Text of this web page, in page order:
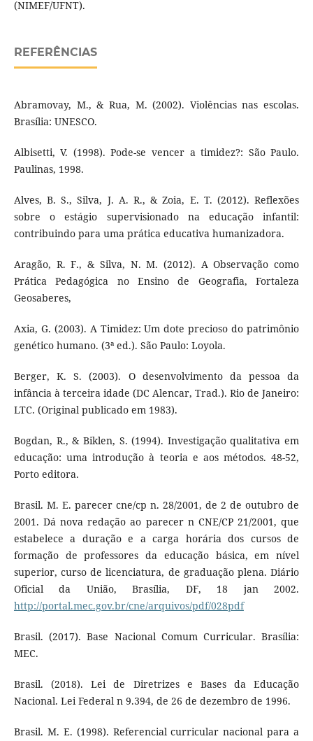
(NIMEF/UFNT).
REFERÊNCIAS
Abramovay, M., & Rua, M. (2002). Violências nas escolas.
Brasília: UNESCO.
Albisetti, V. (1998). Pode-se vencer a timidez?: São Paulo.
Paulinas, 1998.
Alves, B. S., Silva, J. A. R., & Zoia, E. T. (2012). Reflexões
sobre o estágio supervisionado na educação infantil:
contribuindo para uma prática educativa humanizadora.
Aragão, R. F., & Silva, N. M. (2012). A Observação como
Prática Pedagógica no Ensino de Geografia, Fortaleza
Geosaberes,
Axia, G. (2003). A Timidez: Um dote precioso do patrimônio
genético humano. (3ª ed.). São Paulo: Loyola.
Berger, K. S. (2003). O desenvolvimento da pessoa da
infância à terceira idade (DC Alencar, Trad.). Rio de Janeiro:
LTC. (Original publicado em 1983).
Bogdan, R., & Biklen, S. (1994). Investigação qualitativa em
educação: uma introdução à teoria e aos métodos. 48-52,
Porto editora.
Brasil. M. E. parecer cne/cp n. 28/2001, de 2 de outubro de
2001. Dá nova redação ao parecer n CNE/CP 21/2001, que
estabelece a duração e a carga horária dos cursos de
formação de professores da educação básica, em nível
superior, curso de licenciatura, de graduação plena. Diário
Oficial da União, Brasília, DF, 18 jan 2002.
http://portal.mec.gov.br/cne/arquivos/pdf/028pdf
Brasil. (2017). Base Nacional Comum Curricular. Brasília:
MEC.
Brasil. (2018). Lei de Diretrizes e Bases da Educação
Nacional. Lei Federal n 9.394, de 26 de dezembro de 1996.
Brasil. M. E. (1998). Referencial curricular nacional para a